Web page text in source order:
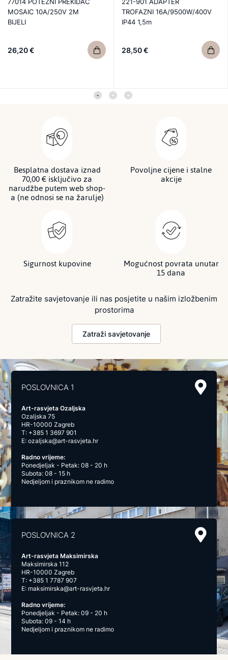
MOSAIC 10A/250V 2M
BIJELI
26,20 €
TROFAZNI 16A/9500W/400V
IP44 1,5m
28,50 €
Besplatna dostava iznad
70,00 € isključivo za
narudžbe putem web shop-
a (ne odnosi se na žarulje)
Povoljne cijene i stalne
akcije
Sigurnost kupovine Mogućnost povrata unutar
15 dana
Zatražite savjetovanje ili nas posjetite u našim izložbenim
prostorima
Zatraži savjetovanje
POSLOVNICA 1
Art-rasvjeta Ozaljska
Ozaljska 75
HR-10000 Zagreb
T: +385 1 3697 901
E:ozaljska@art-rasvjeta.hr
Radno vrijeme:
Ponedjeljak - Petak: 08 - 20 h
Subota: 08 - 15 h
Nedjeljom i praznikom ne radimo
POSLOVNICA 2
Art-rasvjeta Maksimirska
Maksimirska 112
HR-10000 Zagreb
T: +385 1 7787 907
E: maksimirska@art-rasvjeta.hr
Radno vrijeme:
Ponedjeljak - Petak: 09 - 20 h
Subota: 09 - 14 h
Nedjeljom i praznikom ne radimo